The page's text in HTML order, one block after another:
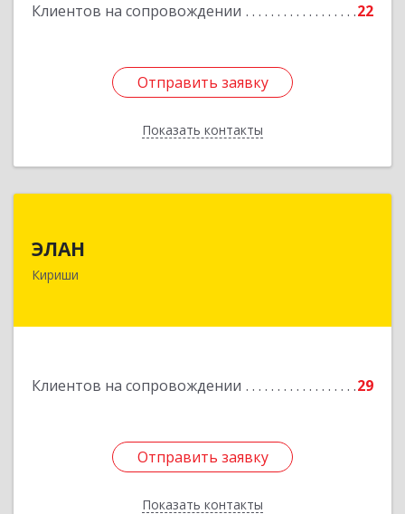
Клиентов на сопровождении 22
Отправить заявку
Показать контакты
Отправить заявку
Назад
ЭЛАН
Кириши
Клиентов на сопровождении 29
Отправить заявку
Показать контакты
Подробнее
Отправить заявку
Назад